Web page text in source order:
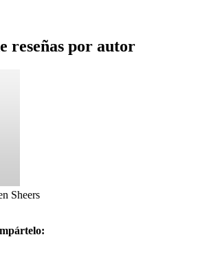
reseñas por autor
Sheers